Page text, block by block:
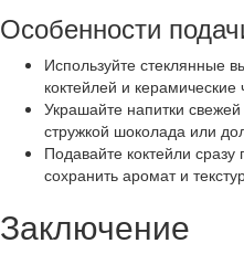
Особенности
Используйте стеклянные
коктейлей и
Украшайте напитки
стружкой шоколада или
Подавайте коктейли
сохранить аромат и
Заключение